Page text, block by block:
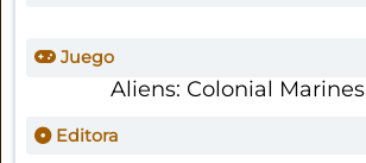
Juego
Aliens: Colonial Marines
Editora